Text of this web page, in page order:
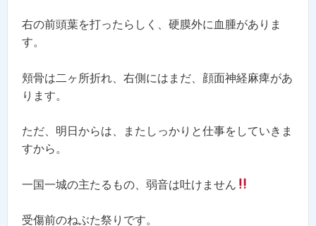
右の前頭葉を打ったらしく、硬膜外に血腫がありま
す。
頬骨は二ヶ所折れ、右側にはまだ、顔面神経麻痺があ
ります。
ただ、明日からは、またしっかりと仕事をしていきま
すから。
一国一城の主たるもの、弱音は吐けません
受傷前のねぶた祭りです。